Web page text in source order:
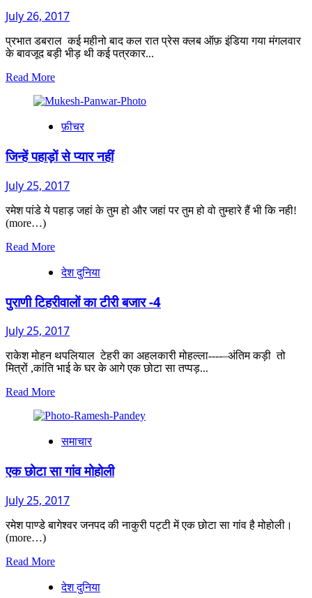
July 26, 2017
प्रभात डबराल कई महीनो बाद कल रात प्रेस क्लब ऑफ़ इंडिया गया मंगलवार
के बावजूद बड़ी भीड़ थी कई पत्रकार...
Read MoreRead
about
का
पहलू
फ़ीचर
जिन्हें पहाड़ों से प्यार नहीं
July 25, 2017
रमेश पांडे ये पहाड़ जहां के तुम हो और जहां पर तुम हो वो तुम्हारे हैं भी कि नही!
(more…)
Read MoreRead
about
पहाड़ों
से
नहीं
देश दुनिया
पुराणी टिहरीवालों का टीरी बजार -4
July 25, 2017
राकेश मोहन थपलियाल टेहरी का अहलकारी मोहल्ला----–अंतिम कड़ी तो
मित्रों ,कांति भाई के घर के आगे एक छोटा सा तप्पड़...
Read MoreRead
about
टिहरीवालों
टीरी
बजार
समाचार
एक छोटा सा गांव मोहोली
July 25, 2017
रमेश पाण्डे बागेश्वर जनपद की नाकुरी पट्टी में एक छोटा सा गांव है मोहोली।
(more…)
Read MoreRead
about
देश दुनिया